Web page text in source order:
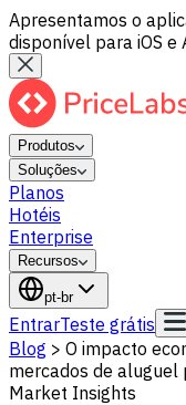
Apresentamos o
disponível para iOS e
Produtos
Soluções
Planos
Hotéis
Enterprise
Recursos
pt-br
EntrarTeste grátis
Blog > O impacto
mercados de
Market Insights